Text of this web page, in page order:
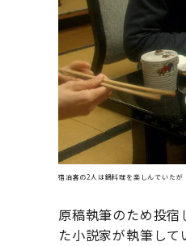
宿泊客の2人は鍋料理を楽しんでいた
原稿執筆のため投
た小説家が執筆して